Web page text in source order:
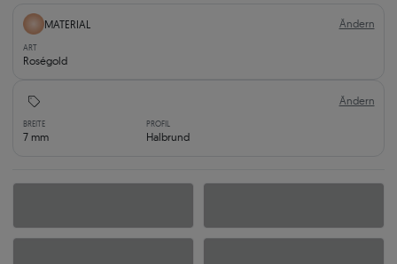
MATERIAL Ändern
ART
Roségold
Ändern
BREITE
7 mm
PROFIL
Halbrund